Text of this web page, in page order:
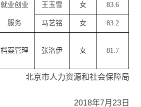
就业创业
服务
王玉雪 女 83.6
马艺铭 女 83.2
档案管理 张洛伊 女 81.7
北京市人力资源和社会保障局
2018年7月23日